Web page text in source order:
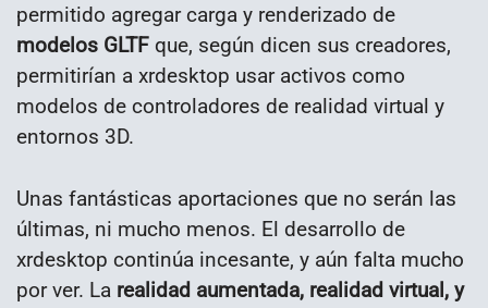
permitido agregar carga y renderizado de
modelos GLTF que, según dicen sus creadores,
permitirían a xrdesktop usar activos como
modelos de controladores de realidad virtual y
entornos 3D.
Unas fantásticas aportaciones que no serán las
últimas, ni mucho menos. El desarrollo de
xrdesktop continúa incesante, y aún falta mucho
por ver. La realidad aumentada, realidad virtual, y